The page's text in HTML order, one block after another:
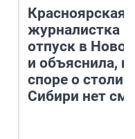
Красноярская
журналистка
отпуск в
и объяснила,
споре о
Сибири нет